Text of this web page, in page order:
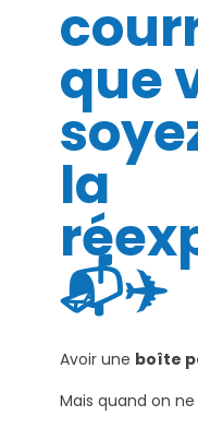
que
la
📬✈️
Avoir une boîte
Mais quand on